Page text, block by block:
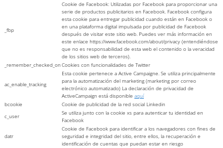
_fbp
Cookie de Facebook: Utilizadas por Facebook para proporcionar una
serie de productos publicitarios en Facebook. Facebook configura
esta cookie para entregar publicidad cuando están en Facebook o
en una plataforma digital impulsada por publicidad de Facebook
después de visitar este sitio web. Puedes ver más información en
este enlace https://www.facebook.com/about/privacy (entendiéndose
que no es responsabilidad de esta web el contenido o la veracidad
de los sitios web de terceros).
_remember_checked_on Cookies con funcionalidades de Twitter
ac_enable_tracking
Esta cookie pertenece a Active Campaigne. Se utiliza principalmente
para la automatización del marketing (marketing por correo
electrónico automatizado) La declaración de privacidad de
ActiveCampaign está disponible aquí
bcookie
Cookie de publicidad de la red social Linkedin
c_user
Se utiliza junto con la cookie xs para autenticar tu identidad en
Facebook
datr
Cookie de Facebook para identificar a los navegadores con fines de
seguridad e integridad del sitio, entre ellos, la recuperación e
identificación de cuentas que puedan estar en riesgo